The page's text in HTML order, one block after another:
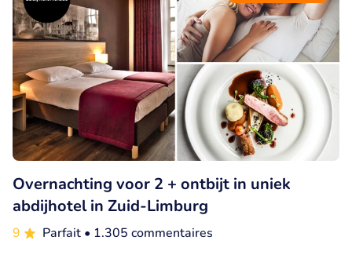
Overnachting voor 2 + ontbijt in uniek
abdijhotel in Zuid-Limburg
9 Parfait • 1.305 commentaires